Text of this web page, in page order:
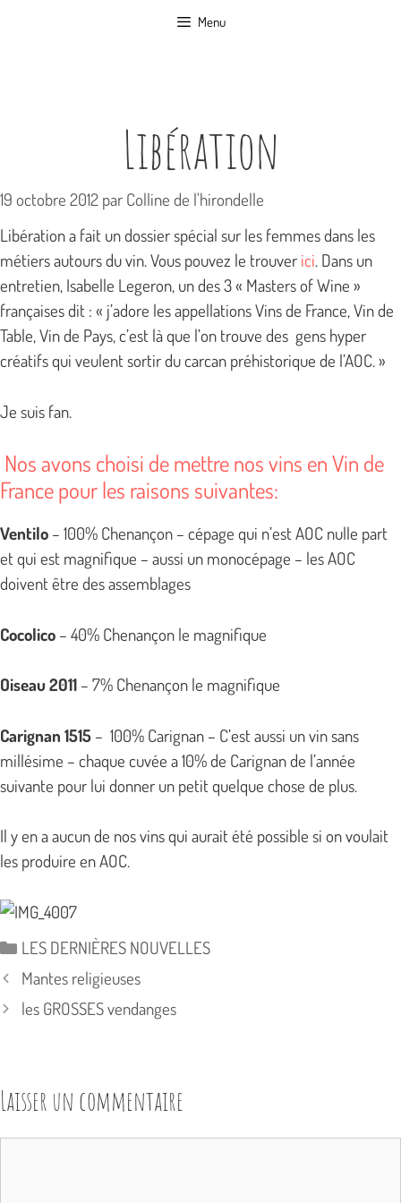
Menu
Libération
19 octobre 2012 par Colline de l'hirondelle
Libération a fait un dossier spécial sur les femmes dans les
métiers autours du vin. Vous pouvez le trouver ici. Dans un
entretien, Isabelle Legeron, un des 3 « Masters of Wine »
françaises dit : « j’adore les appellations Vins de France, Vin de
Table, Vin de Pays, c’est là que l’on trouve des gens hyper
créatifs qui veulent sortir du carcan préhistorique de l’AOC. »
Je suis fan.
Nos avons choisi de mettre nos vins en Vin de
France pour les raisons suivantes:
Ventilo – 100% Chenançon – cépage qui n’est AOC nulle part
et qui est magnifique – aussi un monocépage – les AOC
doivent être des assemblages
Cocolico – 40% Chenançon le magnifique
Oiseau 2011 – 7% Chenançon le magnifique
Carignan 1515 – 100% Carignan – C’est aussi un vin sans
millésime – chaque cuvée a 10% de Carignan de l’année
suivante pour lui donner un petit quelque chose de plus.
Il y en a aucun de nos vins qui aurait été possible si on voulait
les produire en AOC.
Catégories
LES DERNIÈRES NOUVELLES
Mantes religieuses
les GROSSES vendanges
Laisser un commentaire